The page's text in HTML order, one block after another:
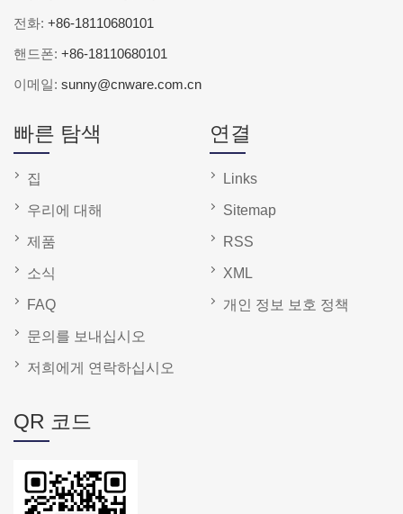
전화: +86-18110680101
핸드폰: +86-18110680101
이메일: sunny@cnware.com.cn
빠른 탐색
집
우리에 대해
제품
소식
FAQ
문의를 보내십시오
저희에게 연락하십시오
연결
Links
Sitemap
RSS
XML
개인 정보 보호 정책
QR 코드